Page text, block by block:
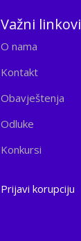
Važni linkovi
O nama
Kontakt
Obavještenja
Odluke
Konkursi
Prijavi korupciju